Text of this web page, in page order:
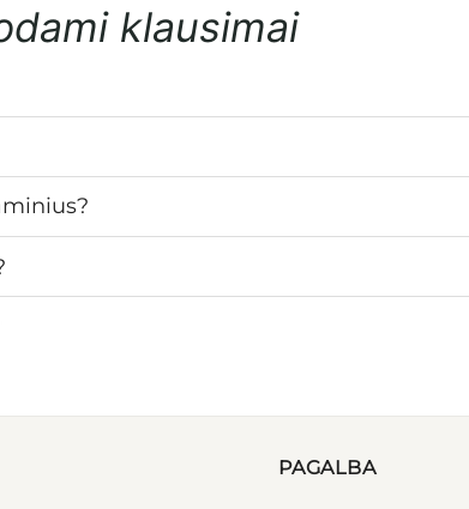
klausimai
PAGALBA